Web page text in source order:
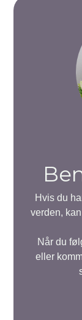
Hvis du
verden,
Når du
eller